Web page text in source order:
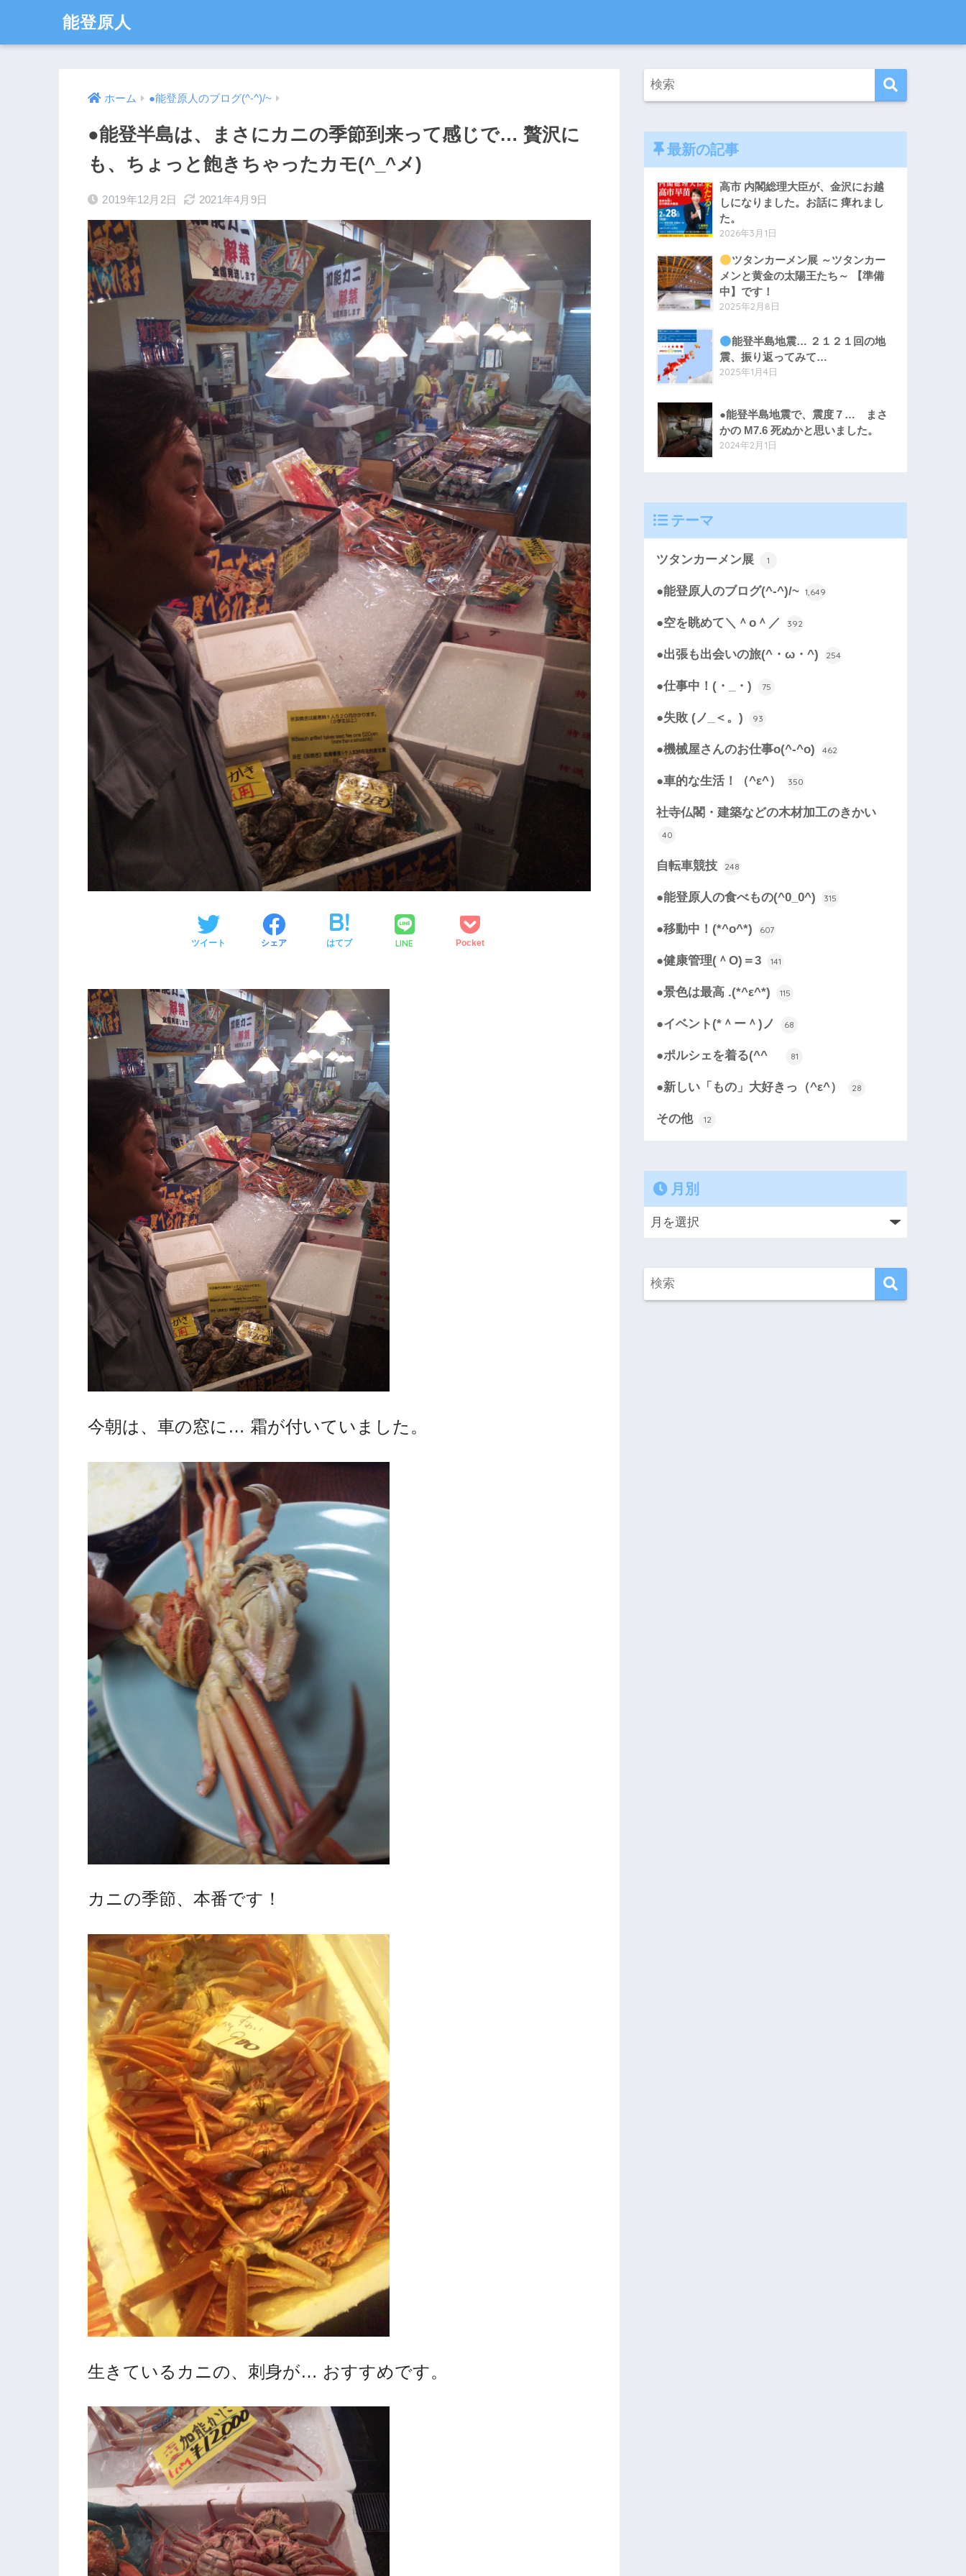
能登原人
ホーム ●能登原人のブログ(^-^)/~
●能登半島は、まさにカニの季節到来って感じで… 贅沢に
も、ちょっと飽きちゃったカモ(^_^メ)
2019年12月2日 2021年4月9日
ツイート シェア はてブ LINE Pocket
今朝は、車の窓に… 霜が付いていました。
カニの季節、本番です！
生きているカニの、刺身が… おすすめです。
最新の記事
高市 内閣総理大臣が、金沢にお越
しになりました。お話に 痺れまし
た。
2026年3月1日
ツタンカーメン展 ～ツタンカー
メンと黄金の太陽王たち～ 【準備
中】です！
2025年2月8日
能登半島地震… ２１２１回の地
震、振り返ってみて…
2025年1月4日
●能登半島地震で、震度７… まさ
かの M7.6 死ぬかと思いました。
2024年2月1日
テーマ
ツタンカーメン展 1
●能登原人のブログ(^-^)/~ 1,649
●空を眺めて＼＾o＾／ 392
●出張も出会いの旅(^・ω・^) 254
●仕事中！(・_・) 75
●失敗 (ノ_＜。) 93
●機械屋さんのお仕事o(^-^o) 462
●車的な生活！（^ε^） 350
社寺仏閣・建築などの木材加工のきかい
40
自転車競技 248
●能登原人の食べもの(^0_0^) 315
●移動中！(*^o^*) 607
●健康管理(＾O)＝3 141
●景色は最高 .(*^ε^*) 115
●イベント(*＾ー＾)ノ 68
●ポルシェを着る(^^ゞ 81
●新しい「もの」大好きっ（^ε^） 28
その他 12
月別